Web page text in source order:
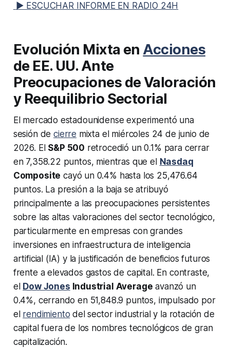
▶ ESCUCHAR INFORME EN RADIO 24H
Evolución Mixta en Acciones
de EE. UU. Ante
Preocupaciones de Valoración
y Reequilibrio Sectorial
El mercado estadounidense experimentó una
sesión decierre mixta el miércoles 24 de junio de
2026. El S&P 500 retrocedió un 0.1% para cerrar
en 7,358.22 puntos, mientras que el
Nasdaq
Composite cayó un 0.4% hasta los 25,476.64
puntos. La presión a la baja se atribuyó
principalmente a las preocupaciones persistentes
sobre las altas valoraciones del sector tecnológico,
particularmente en empresas con grandes
inversiones en infraestructura de inteligencia
artificial (IA) y la justificación de beneficios futuros
frente a elevados gastos de capital. En contraste,
el Dow Jones Industrial Average avanzó un
0.4%, cerrando en 51,848.9 puntos, impulsado por
el rendimiento del sector industrial y la rotación de
capital fuera de los nombres tecnológicos de gran
capitalización.